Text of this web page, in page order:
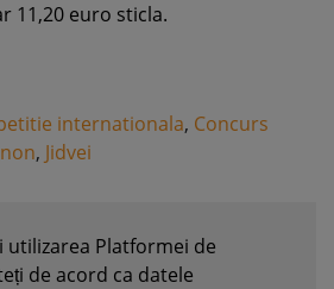
11,20 euro sticla.
internationala, Concurs
, Jidvei
utilizarea Platformei de
de acord ca datele